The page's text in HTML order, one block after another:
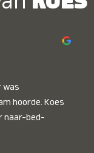
was
hoorde. Koes
naar-bed-